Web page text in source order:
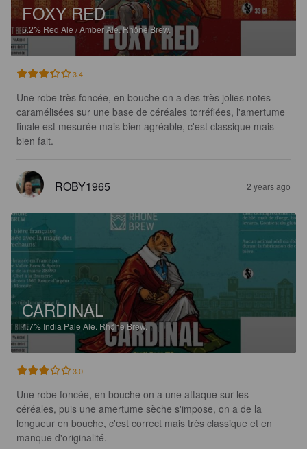
FOXY RED
5.2% Red Ale / Amber Ale.Rhône Brew.
3.4
Une robe très foncée, en bouche on a des très jolies notes
caramélisées sur une base de céréales torréfiées, l'amertume
finale est mesurée mais bien agréable, c'est classique mais
bien fait.
ROBY1965 2 years ago
CARDINAL
4.7% India Pale Ale. Rhône Brew.
3.0
Une robe foncée, en bouche on a une attaque sur les
céréales, puis une amertume sèche s'impose, on a de la
longueur en bouche, c'est correct mais très classique et en
manque d'originalité.